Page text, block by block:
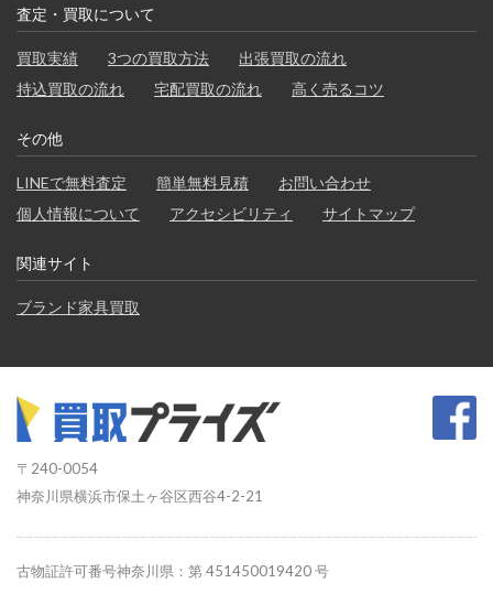
査定・買取について
買取実績 3つの買取方法
出張買取の流れ
持込買取の流れ
宅配買取の流れ 高く売るコツ
その他
LINEで無料査定 簡単無料見積
お問い合わせ
個人情報について
アクセシビリティ サイトマップ
関連サイト
ブランド家具買取
〒240-0054
神奈川県横浜市保土ヶ谷区西谷4-2-21
古物証許可番号神奈川県：第 451450019420 号